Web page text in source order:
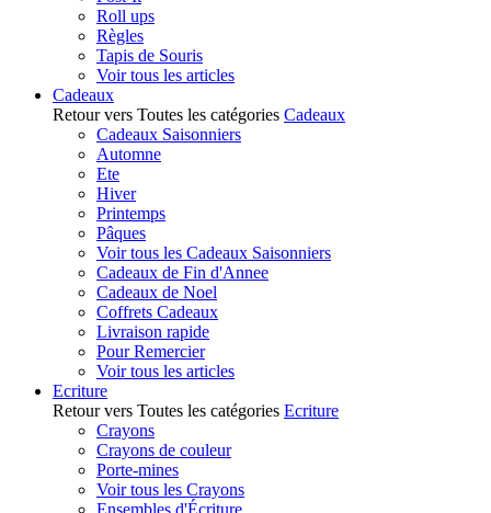
Roll ups
Règles
Tapis de Souris
Voir tous les articles
Cadeaux
Retour vers Toutes les catégories Cadeaux
Cadeaux Saisonniers
Automne
Ete
Hiver
Printemps
Pâques
Voir tous les Cadeaux Saisonniers
Cadeaux de Fin d'Annee
Cadeaux de Noel
Coffrets Cadeaux
Livraison rapide
Pour Remercier
Voir tous les articles
Ecriture
Retour vers Toutes les catégories Ecriture
Crayons
Crayons de couleur
Porte-mines
Voir tous les Crayons
Ensembles d'Écriture